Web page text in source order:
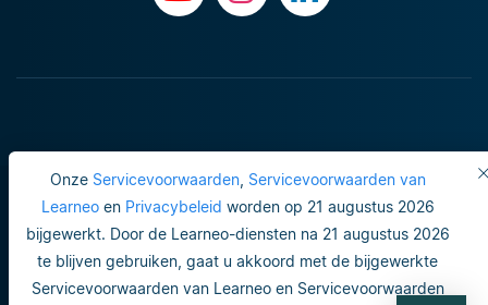
Onze Servicevoorwaarden, Servicevoorwaarden van
Learneoen Privacybeleid worden op 21 augustus 2026
bijgewerkt. Door de Learneo-diensten na 21 augustus 2026
te blijven gebruiken, gaat u akkoord met de bijgewerkte
Servicevoorwaarden van Learneo en Servicevoorwaarden
Gebruiksvoorwaarden
Do not sell or share my personal info